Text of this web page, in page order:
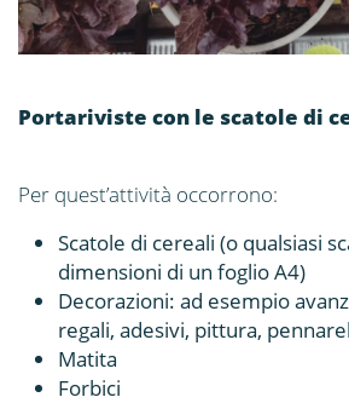
Portariviste con le scatole di
Per quest’attività occorrono:
Scatole di cereali (o qualsiasi
dimensioni di un foglio A4)
Decorazioni: ad esempio
regali, adesivi, pittura,
Matita
Forbici